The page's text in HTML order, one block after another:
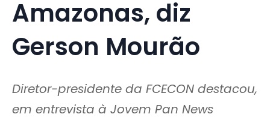
Amazonas, diz
Gerson Mourão
Diretor-presidente da FCECON destacou,
em entrevista à Jovem Pan News